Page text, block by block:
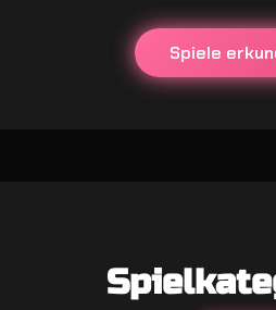
Spiele